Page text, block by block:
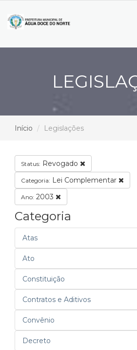
Início Legislações
Status: Revogado
Categoria: Lei Complementar
Ano: 2003
Categoria
Atas
Ato
Constituição
Contratos e Aditivos
Convênio
Decreto